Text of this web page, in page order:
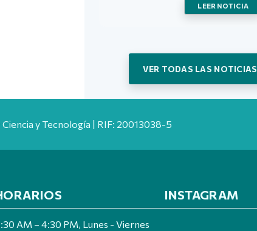
LEER NOTICIA
VER TODAS LAS NOTICIAS
y Tecnología | RIF: 20013038-5
AM – 4:30 PM, Lunes - Viernes
INSTAGRAM